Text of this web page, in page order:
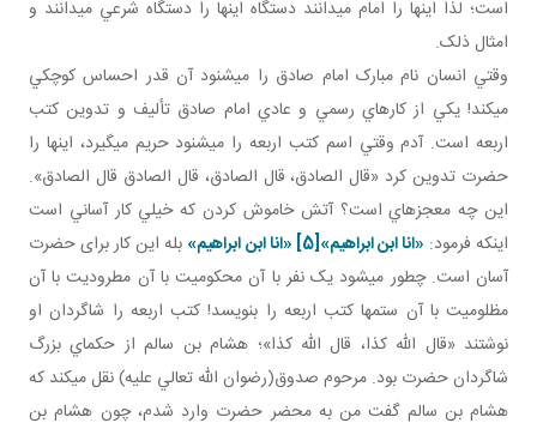
است؛ لذا اينها را امام مي دانند دستگاه اينها را دستگاه شرعي مي دانند و
امثال ذلک.
وقتي انسان نام مبارک امام صادق را مي شنود آن قدر احساس کوچکي
مي کند! يکي از کارهاي رسمي و عادي امام صادق تأليف و تدوين کتب
اربعه است. آدم وقتي اسم کتب اربعه را مي شنود حريم مي گيرد، اينها را
حضرت تدوين کرد «قال الصادق، قال الصادق، قال الصادق قال الصادق».
اين چه معجزه اي است؟ آتش خاموش کردن که خيلي کار آساني است
اينکه فرمود: «انا ابن ابراهيم»[5] «انا ابن ابراهيم» بله اين کار برای حضرت
آسان است. چطور می­شود يک نفر با آن محکوميت با آن مطروديت با آن
مظلوميت با آن ستم ها کتب اربعه را بنويسد! کتب اربعه را شاگردان او
نوشتند «قال الله کذا، قال الله کذا»؛ هشام بن سالم از حکماي بزرگ
شاگردان حضرت بود. مرحوم صدوق(رضوان الله تعالي عليه) نقل مي کند که
هشام بن سالم گفت من به محضر حضرت وارد شدم، چون هشام بن